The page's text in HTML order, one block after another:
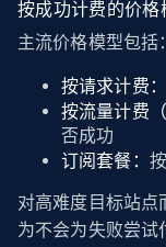
按成功计费的价格
主流价格模型包括：
按请求计费：
按流量计费
否成功
订阅套餐：
对高难度目标站点
为不会为失败尝试